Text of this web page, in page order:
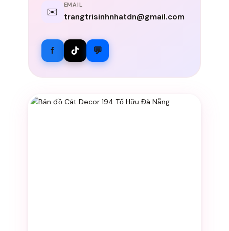
✉️
EMAIL
trangtrisinhnhatdn@gmail.com
f 💬